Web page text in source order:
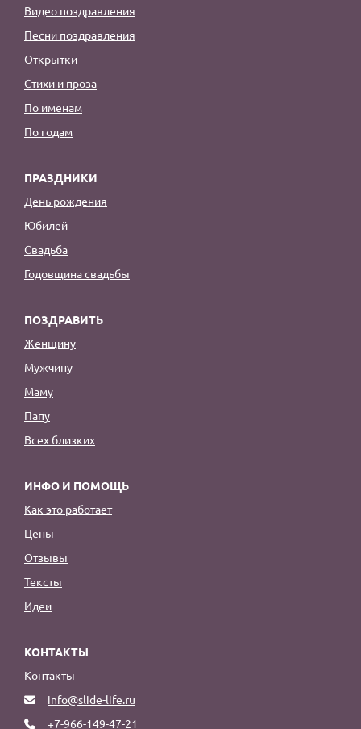
Видео поздравления
Песни поздравления
Открытки
Стихи и проза
По именам
По годам
ПРАЗДНИКИ
День рождения
Юбилей
Свадьба
Годовщина свадьбы
ПОЗДРАВИТЬ
Женщину
Мужчину
Маму
Папу
Всех близких
ИНФО И ПОМОЩЬ
Как это работает
Цены
Отзывы
Тексты
Идеи
КОНТАКТЫ
Контакты
info@slide-life.ru
+7-966-149-47-21